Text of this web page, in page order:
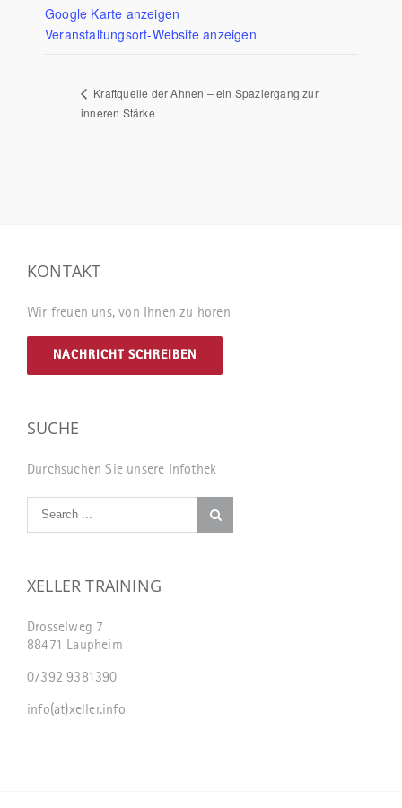
Google Karte anzeigen
Veranstaltungsort-Website anzeigen
Kraftquelle der Ahnen – ein Spaziergang zur
inneren Stärke
KONTAKT
Wir freuen uns, von Ihnen zu hören
NACHRICHT SCHREIBEN
SUCHE
Durchsuchen Sie unsere Infothek
XELLER TRAINING
Drosselweg 7
88471 Laupheim
07392 9381390
info(at)xeller.info